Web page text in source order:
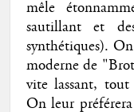
mêle
sautillant et
synthétiques).
moderne de
vite lassant,
On leur